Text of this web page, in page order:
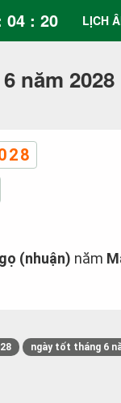
04 : 20 LỊCH
năm 2028
(nhuận) năm
ngày tốt tháng 6